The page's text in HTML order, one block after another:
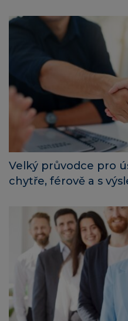
Velký průvodce pro
chytře, férově a s